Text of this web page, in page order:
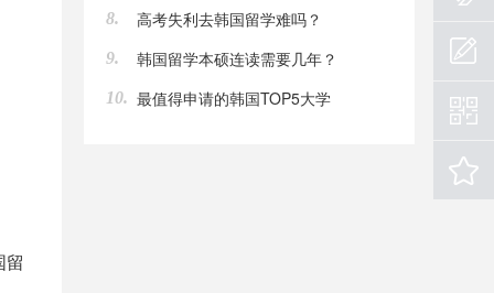
留
8. 高考失利去韩国留学难吗？
9. 韩国留学本硕连读需要几年？
10. 最值得申请的韩国TOP5大学